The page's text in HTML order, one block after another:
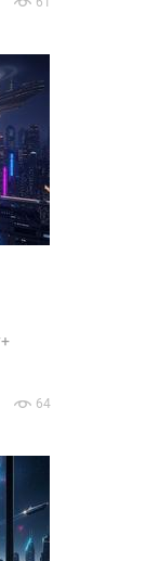
64